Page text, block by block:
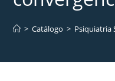
> Catálogo > Psiquiatria